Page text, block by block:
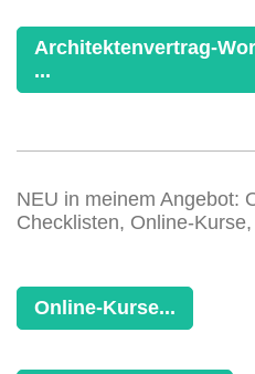
Architektenvertrag-
...
NEU in meinem Angebot:
Checklisten, Online-
Online-Kurse...